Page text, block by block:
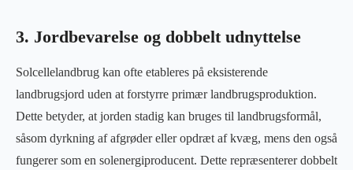
3. Jordbevarelse og dobbelt udnyttelse
Solcellelandbrug kan ofte etableres på eksisterende
landbrugsjord uden at forstyrre primær landbrugsproduktion.
Dette betyder, at jorden stadig kan bruges til landbrugsformål,
såsom dyrkning af afgrøder eller opdræt af kvæg, mens den også
fungerer som en solenergiproducent. Dette repræsenterer dobbelt